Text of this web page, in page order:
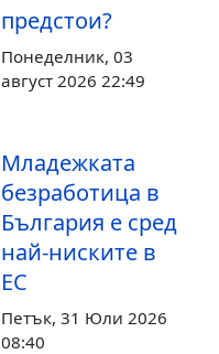
предстои?
Понеделник, 03
август 2026 22:49
Младежката
безработица в
България е сред
най-ниските в
ЕС
Петък, 31 Юли 2026
08:40